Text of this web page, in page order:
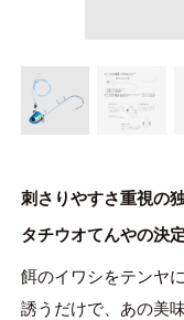
CUSTOMER
CATALOGUE
MAJOR
刺さりやすさ重視の
タチウオてんやの決
餌のイワシをテンヤ
誘うだけで、あの美